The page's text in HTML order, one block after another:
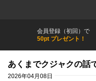
会員登録（初回）で
50pt プレゼント！
あくまでクジャクの話
2026年04月08日